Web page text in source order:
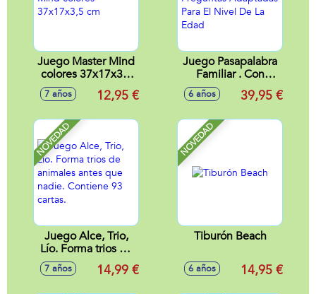
Juego Master Mind
colores 37x17x3,5
7 años 12,95 €
Juego Pasapalabra
Familiar . Con
Preguntas
Adaptadas Para El
6 años 39,95 €
NOVEDAD
Juego Alce, Trio,
Lío. Forma trios de
animales antes que
nadie. Contiene 93
7 años 14,99 €
NOVEDAD
Tiburón Beach
6 años 14,95 €